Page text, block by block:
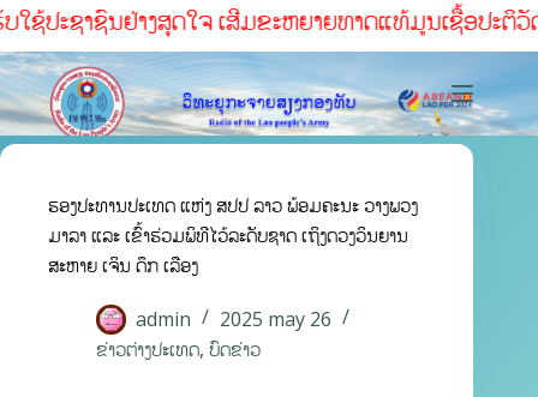
ປະຊາຊົນຢ່າງສຸດໃຈ ເສີມຂະຫຍາຍທາດແທ້ມູນເຊື້ອປະຕິວັດ
ຮອງປະທານປະເທດ ແຫ່ງ ສປປ ລາວ ພ້ອມຄະນະ ວາງພວງ
ມາລາ ແລະ ເຂົ້າຮ່ວມພິທີໄວ້ລະດັບຊາດ ເຖິງດວງວິນຍານ
ສະຫາຍ ເຈິນ ດຶກ ເລືອງ
admin
2025 may 26
ຂ່າວຕ່າງປະເທດ, ບົດຂ່າວ